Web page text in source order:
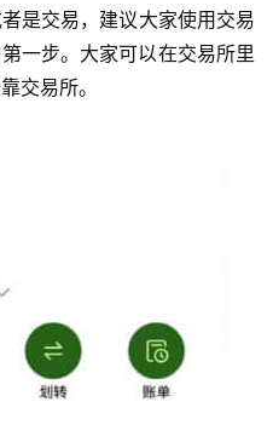
是交易，建议大家使用交易
一步。大家可以在交易所里
交易所。